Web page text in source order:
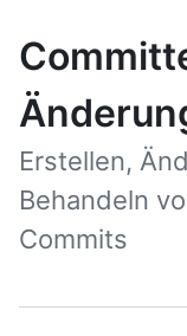
Erstellen,
Behandeln
Commits